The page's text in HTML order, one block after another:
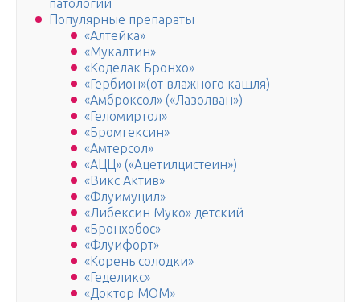
патологии
Популярные препараты
«Алтейка»
«Мукалтин»
«Коделак Бронхо»
«Гербион»(от влажного кашля)
«Амброксол» («Лазолван»)
«Геломиртол»
«Бромгексин»
«Амтерсол»
«АЦЦ» («Ацетилцистеин»)
«Викс Актив»
«Флуимуцил»
«Либексин Муко» детский
«Бронхобос»
«Флуифорт»
«Корень солодки»
«Геделикс»
«Доктор МОМ»